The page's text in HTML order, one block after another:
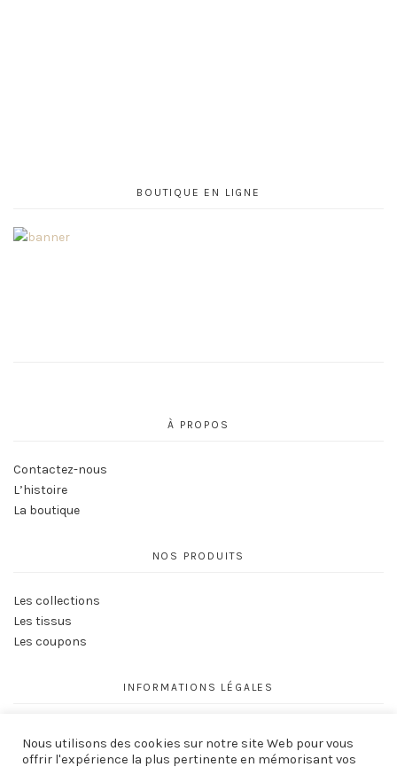
BOUTIQUE EN LIGNE
À PROPOS
Contactez-nous
L’histoire
La boutique
NOS PRODUITS
Les collections
Les tissus
Les coupons
INFORMATIONS LÉGALES
Politique de Confidentialité
Nous utilisons des cookies sur notre site Web pour vous
offrir l'expérience la plus pertinente en mémorisant vos